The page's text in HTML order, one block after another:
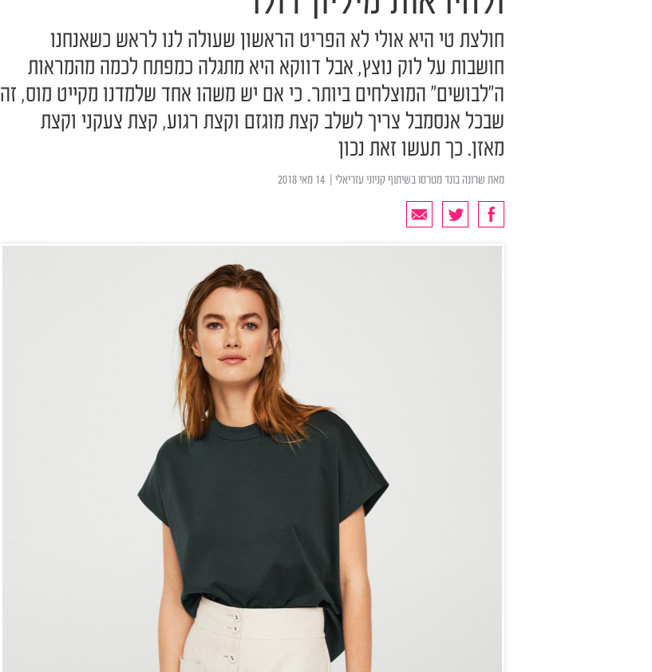
חולצת טי היא אולי לא הפריט הראשון שעולה לנו לראש כשאנחנו
חושבות על לוק נוצץ, אבל דווקא היא מתגלה כמפתח לכמה מהמראות
ה"לבושים" המוצלחים ביותר. כי אם יש משהו אחד שלמדנו מקייט מוס, זה
שבכל אנסמבל צריך לשלב קצת מוגזם וקצת רגוע, קצת צעקני וקצת
מאזן. כך תעשו זאת נכון
מאת שרונה בונד מטרסו בשיתוף קניוני עזריאלי